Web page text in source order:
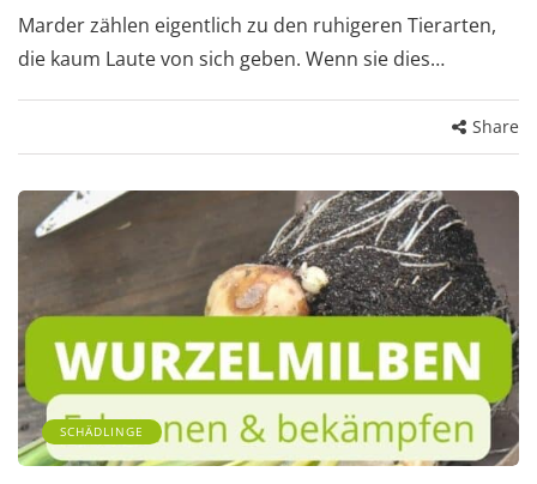
Marder zählen eigentlich zu den ruhigeren Tierarten,
die kaum Laute von sich geben. Wenn sie dies…
Share
SCHÄDLINGE